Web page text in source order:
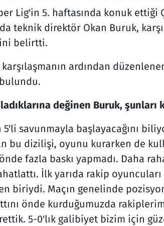
Lig'in 5. haftasında konuk ettiği
teknik direktör Okan Buruk,
belirtti.
ardından
değinen Buruk, şunları
savunmayla başlayacağını
bu dizilişi, oyunu kurarken de
fazla baskı yapmadı. Daha
İlk yarıda rakip
biriydi. Maçın genelinde
önde kurduğumuzda
5-0'lık galibiyet bizim için